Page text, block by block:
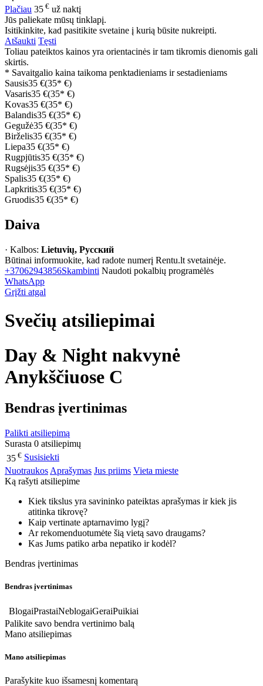
Plačiau 35 € už naktį
Jūs paliekate mūsų tinklapį.
Isitikinkite, kad pasitikite svetaine į kurią būsite nukreipti.
Atšaukti Tęsti
Toliau pateiktos kainos yra orientacinės ir tam tikromis dienomis gali
skirtis.
* Savaitgalio kaina taikoma penktadieniams ir sestadieniams
Sausis35 €(35* €)
Vasaris35 €(35* €)
Kovas35 €(35* €)
Balandis35 €(35* €)
Gegužė35 €(35* €)
Birželis35 €(35* €)
Liepa35 €(35* €)
Rugpjūtis35 €(35* €)
Rugsėjis35 €(35* €)
Spalis35 €(35* €)
Lapkritis35 €(35* €)
Gruodis35 €(35* €)
Daiva
· Kalbos: Lietuvių, Русский
Būtinai informuokite, kad radote numerį Rentu.lt svetainėje.
+37062943856Skambinti Naudoti pokalbių programėlės
WhatsApp
Grįžti atgal
Svečių atsiliepimai
Day & Night nakvynė
Anykščiuose C
Bendras įvertinimas
Palikti atsiliepimą
Surasta 0 atsiliepimų
35 € Susisiekti
Nuotraukos Aprašymas Jus priims Vieta mieste
Ką rašyti atsiliepime
Kiek tikslus yra savininko pateiktas aprašymas ir kiek jis
atitinka tikrovę?
Kaip vertinate aptarnavimo lygį?
Ar rekomenduotumėte šią vietą savo draugams?
Kas Jums patiko arba nepatiko ir kodėl?
Bendras įvertinimas
Bendras įvertinimas
BlogaiPrastaiNeblogaiGeraiPuikiai
Palikite savo bendra vertinimo balą
Mano atsiliepimas
Mano atsiliepimas
Parašykite kuo išsamesnį komentarą